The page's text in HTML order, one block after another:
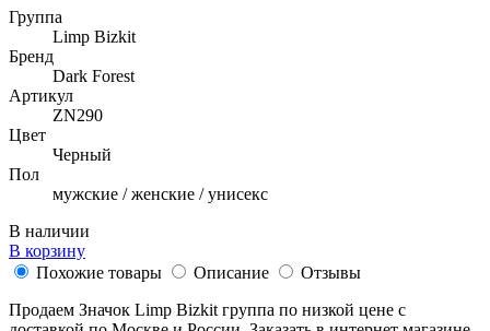
Группа
Limp Bizkit
Бренд
Dark Forest
Артикул
ZN290
Цвет
Черный
Пол
мужские / женские / унисекс
В наличии
В корзину
Похожие товары
Описание
Отзывы
Продаем Значок Limp Bizkit группа по низкой цене с